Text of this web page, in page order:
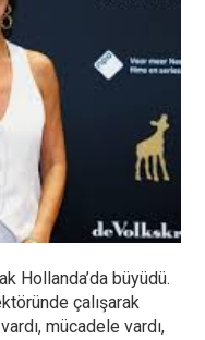
Hollanda’da büyüdü.
çalışarak
mücadele vardı,